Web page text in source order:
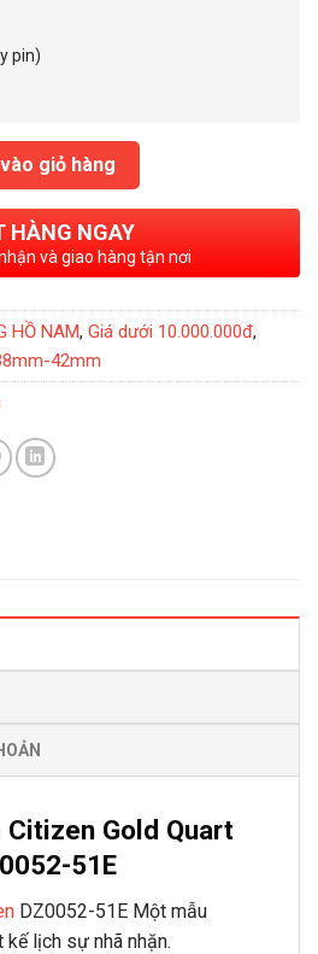
pin)
Quartz 41,5mm - DZ0052-51E số
giỏ hàng
HÀNG NGAY
và giao hàng tận nơi
HỒ NAM, Giá dưới 10.000.000đ,
42mm
Citizen Gold Quart
51E
DZ0052-51E Một mẫu
lịch sự nhã nhặn.